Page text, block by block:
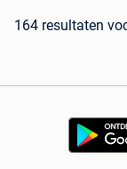
164 resultaten